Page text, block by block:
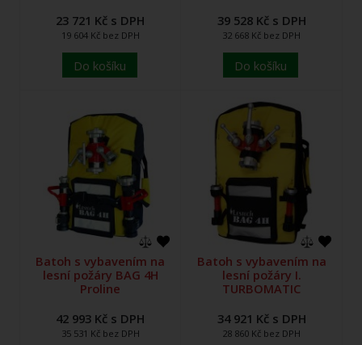
23 721 Kč s DPH
19 604 Kč bez DPH
Do košíku
39 528 Kč s DPH
32 668 Kč bez DPH
Do košíku
Batoh s vybavením na
lesní požáry BAG 4H
Proline
42 993 Kč s DPH
35 531 Kč bez DPH
Batoh s vybavením na
lesní požáry I.
TURBOMATIC
34 921 Kč s DPH
28 860 Kč bez DPH